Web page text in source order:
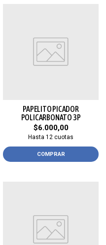
PAPELITO PICADOR
POLICARBONATO 3P
$6.000,00
Hasta 12 cuotas
COMPRAR